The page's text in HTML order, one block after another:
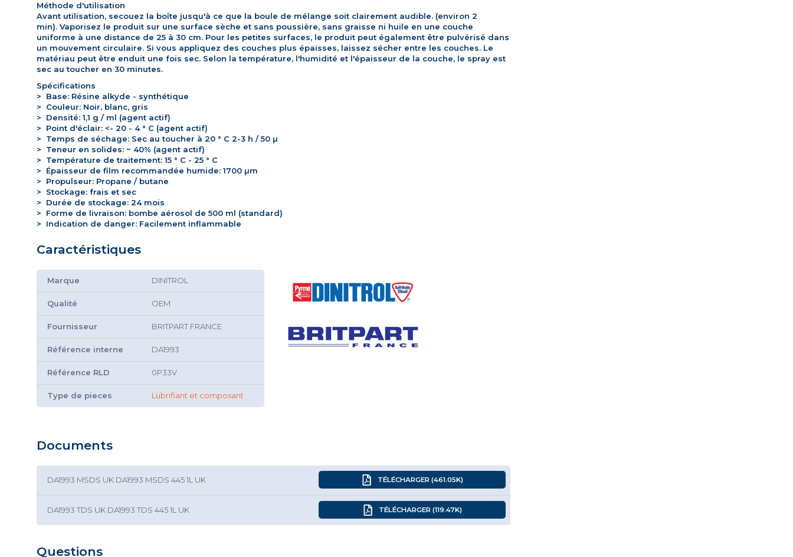
Méthode d'utilisation
Avant utilisation, secouez la boîte jusqu'à ce que la boule de mélange soit clairement audible. (environ 2
min). Vaporisez le produit sur une surface sèche et sans poussière, sans graisse ni huile en une couche
uniforme à une distance de 25 à 30 cm. Pour les petites surfaces, le produit peut également être pulvérisé dans
un mouvement circulaire. Si vous appliquez des couches plus épaisses, laissez sécher entre les couches. Le
matériau peut être enduit une fois sec. Selon la température, l'humidité et l'épaisseur de la couche, le spray est
sec au toucher en 30 minutes.
Spécifications
> Base: Résine alkyde - synthétique
> Couleur: Noir, blanc, gris
> Densité: 1,1 g / ml (agent actif)
> Point d'éclair: <- 20 - 4 ° C (agent actif)
> Temps de séchage: Sec au toucher à 20 ° C 2-3 h / 50 µ
> Teneur en solides: ~ 40% (agent actif)
> Température de traitement: 15 ° C - 25 ° C
> Épaisseur de film recommandée humide: 1700 µm
> Propulseur: Propane / butane
> Stockage: frais et sec
> Durée de stockage: 24 mois
> Forme de livraison: bombe aérosol de 500 ml (standard)
> Indication de danger: Facilement inflammable
Caractéristiques
Marque DINITROL
Qualité OEM
Fournisseur BRITPART FRANCE
Référence interne DA1993
Référence RLD 0P33V
Type de pieces Lubrifiant et composant
Documents
DA1993 MSDS UK DA1993 MSDS 445 1L UK TÉLÉCHARGER (461.05K)
DA1993 TDS UK DA1993 TDS 445 1L UK TÉLÉCHARGER (119.47K)
Questions